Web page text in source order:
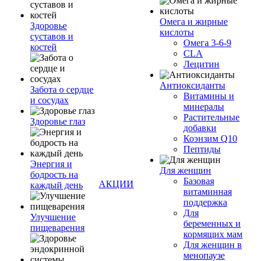
Здоровье
суставов и
костей
Забота о сердце
и сосудах
Здоровье глаз
Энергия и
бодрость на
каждый день
Улучшение
пищеварения
АКЦИИ
Омега и жирные
кислоты
Омега 3-6-9
CLA
Лецитин
Антиоксиданты
Витамины и
минералы
Растительные
добавки
Коэнзим Q10
Пептиды
Для женщин
Базовая
витаминная
поддержка
Для
беременных и
кормящих мам
Для женщин в
менопаузе